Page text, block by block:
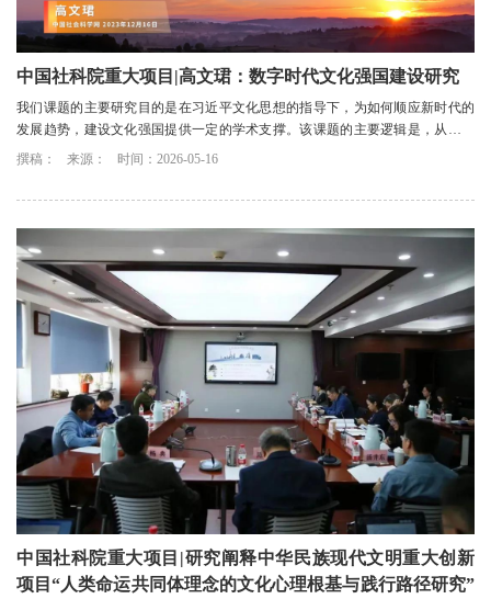
中国社科院重大项目|高文珺：数字时代文化强国建设研究
我们课题的主要研究目的是在习近平文化思想的指导下，为如何顺应新时代的
发展趋势，建设文化强国提供一定的学术支撑。该课题的主要逻辑是，从农业
革命、工业革命到信息革命，每一次产业技术...
撰稿： 来源： 时间：2026-05-16
中国社科院重大项目|研究阐释中华民族现代文明重大创新
项目“人类命运共同体理念的文化心理根基与践行路径研究”